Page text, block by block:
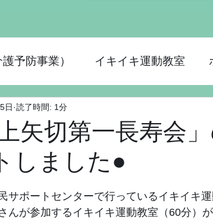
予防事業） イキイキ運動教室
）
矢切第一長寿会
しました●
日 読了時間: 1分
ポートセンターで行っているイキイキ運
んが参加するイキイキ運動教室（60分）